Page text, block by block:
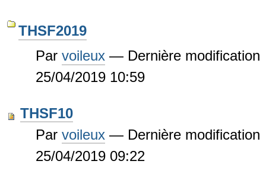
THSF2019
Par voileux — Dernière modification
25/04/2019 10:59
THSF10
Par voileux — Dernière modification
25/04/2019 09:22